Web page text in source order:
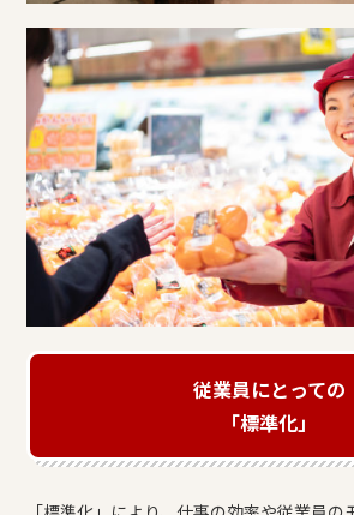
従業員にとっての
「標準化」